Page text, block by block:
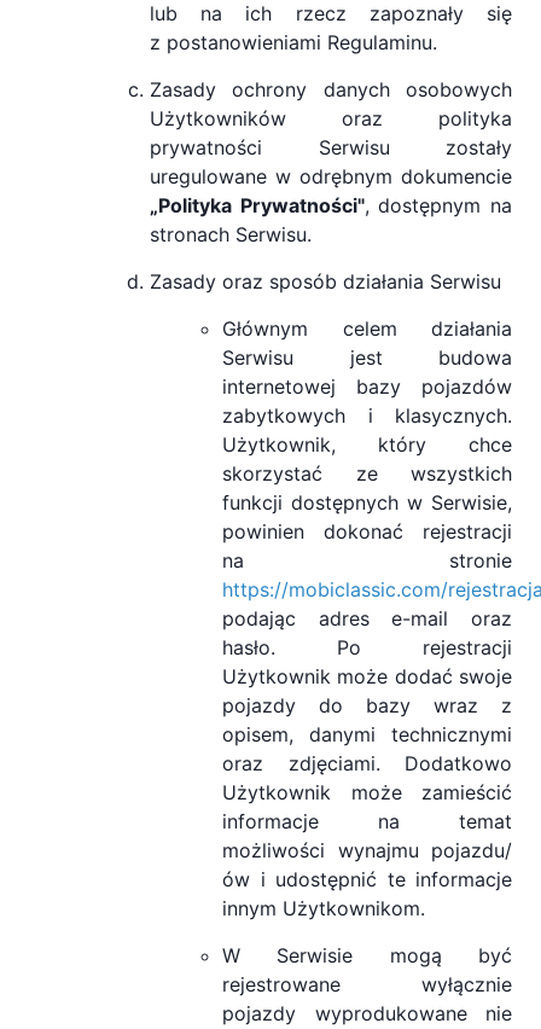
lub na ich rzecz zapoznały się
z postanowieniami Regulaminu.
Zasady ochrony danych osobowych
Użytkowników oraz polityka
prywatności Serwisu zostały
uregulowane w odrębnym dokumencie
„Polityka Prywatności", dostępnym na
stronach Serwisu.
Zasady oraz sposób działania Serwisu
Głównym celem działania
Serwisu jest budowa
internetowej bazy pojazdów
zabytkowych i klasycznych.
Użytkownik, który chce
skorzystać ze wszystkich
funkcji dostępnych w Serwisie,
powinien dokonać rejestracji
na stronie
https://mobiclassic.com/
podając adres e-mail oraz
hasło. Po rejestracji
Użytkownik może dodać swoje
pojazdy do bazy wraz z
opisem, danymi technicznymi
oraz zdjęciami. Dodatkowo
Użytkownik może zamieścić
informacje na temat
możliwości wynajmu pojazdu/
ów i udostępnić te informacje
innym Użytkownikom.
W Serwisie mogą być
rejestrowane wyłącznie
pojazdy wyprodukowane nie